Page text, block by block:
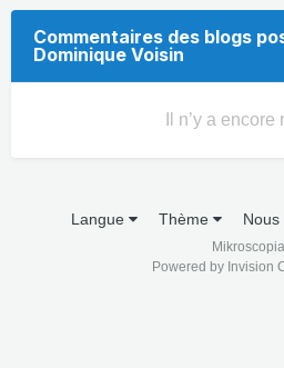
Commentaires des blogs
Dominique Voisin
Il n’y a encore
Langue Thème Nous
Mikroscopia
Powered by Invision